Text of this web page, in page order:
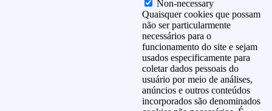
Non-necessary
Quaisquer cookies que possam
não ser particularmente
necessários para o
funcionamento do site e sejam
usados especificamente para
coletar dados pessoais do
usuário por meio de análises,
anúncios e outros conteúdos
incorporados são denominados